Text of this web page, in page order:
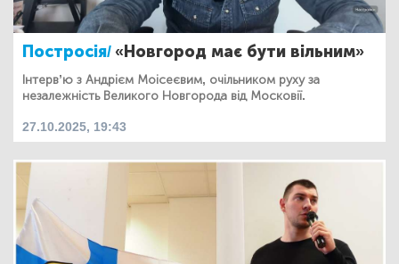
Постросія/«Новгород має бути вільним»
Інтерв’ю з Андрієм Моісеєвим, очільником руху за
незалежність Великого Новгорода від Московії.
27.10.2025, 19:43